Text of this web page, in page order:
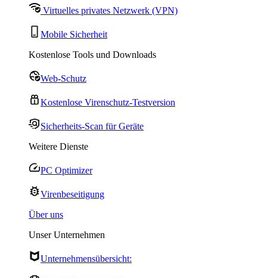
Virtuelles privates Netzwerk (VPN)
Mobile Sicherheit
Kostenlose Tools und Downloads
Web-Schutz
Kostenlose Virenschutz-Testversion
Sicherheits-Scan für Geräte
Weitere Dienste
PC Optimizer
Virenbeseitigung
Über uns
Unser Unternehmen
Unternehmensübersicht: